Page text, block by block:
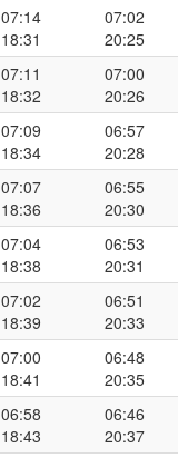
07:14
18:31
07:02
20:25
07:11
18:32
07:00
20:26
07:09
18:34
06:57
20:28
07:07
18:36
06:55
20:30
07:04
18:38
06:53
20:31
07:02
18:39
06:51
20:33
07:00
18:41
06:48
20:35
06:58
18:43
06:46
20:37